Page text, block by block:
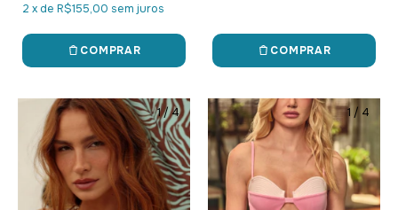
2 xde R$155,00 sem juros
COMPRAR COMPRAR
1/4 1 / 4